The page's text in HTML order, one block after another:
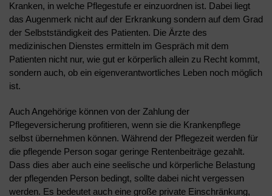
Kranken, in welche Pflegestufe er einzuordnen ist. Dabei liegt
das Augenmerk nicht auf der Erkrankung sondern auf dem Grad
der Selbstständigkeit des Patienten. Die Ärzte des
medizinischen Dienstes ermitteln im Gespräch mit dem
Patienten nicht nur, wie gut er körperlich allein zu Recht kommt,
sondern auch, ob ein eigenverantwortliches Leben noch möglich
ist.
Auch Angehörige können von der Zahlung der
Pflegeversicherung profitieren, wenn sie die Krankenpflege
selbst übernehmen können. Während der Pflegezeit werden für
die pflegende Person sogar geringe Rentenbeiträge gezahlt.
Dass dies aber auch eine seelische und körperliche Belastung
der pflegenden Person bedingt, sollte dabei nicht vergessen
werden. Es bedeutet auch eine große private Einschränkung,